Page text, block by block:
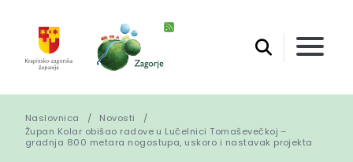
Naslovnica
Novosti
Župan Kolar obišao radove u Lučelnici Tomaševečkoj –
gradnja 800 metara nogostupa, uskoro i nastavak projekta